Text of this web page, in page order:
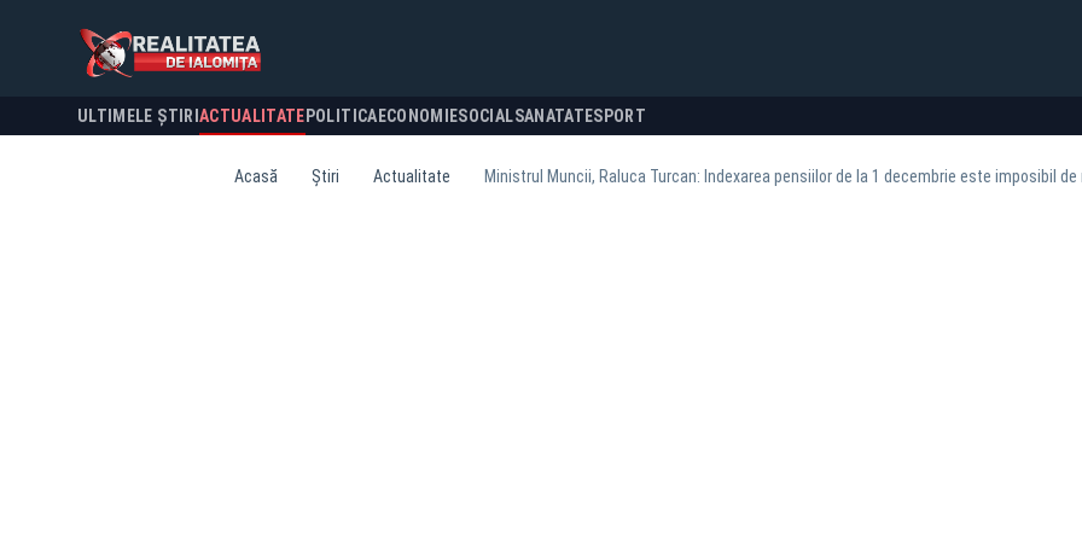
ULTIMELE ȘTIRI ACTUALITATE POLITICA ECONOMIESOCIALSANATATESPORT
Acasă Știri Actualitate Ministrul Muncii, Raluca Turcan: Indexarea pensiilor de la 1 decembrie este imposibil